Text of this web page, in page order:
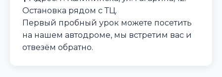
Остановка рядом с ТЦ.
Первый пробный урок можете посетить
на нашем автодроме, мы встретим вас и
отвезём обратно.